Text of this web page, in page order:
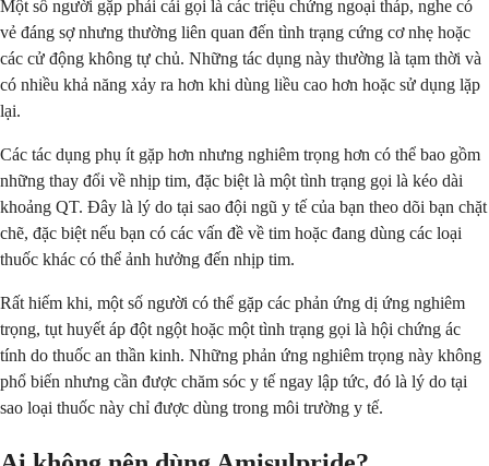
Một số người gặp phải cái gọi là các triệu chứng ngoại tháp, nghe có
vẻ đáng sợ nhưng thường liên quan đến tình trạng cứng cơ nhẹ hoặc
các cử động không tự chủ. Những tác dụng này thường là tạm thời và
có nhiều khả năng xảy ra hơn khi dùng liều cao hơn hoặc sử dụng lặp
lại.
Các tác dụng phụ ít gặp hơn nhưng nghiêm trọng hơn có thể bao gồm
những thay đổi về nhịp tim, đặc biệt là một tình trạng gọi là kéo dài
khoảng QT. Đây là lý do tại sao đội ngũ y tế của bạn theo dõi bạn chặt
chẽ, đặc biệt nếu bạn có các vấn đề về tim hoặc đang dùng các loại
thuốc khác có thể ảnh hưởng đến nhịp tim.
Rất hiếm khi, một số người có thể gặp các phản ứng dị ứng nghiêm
trọng, tụt huyết áp đột ngột hoặc một tình trạng gọi là hội chứng ác
tính do thuốc an thần kinh. Những phản ứng nghiêm trọng này không
phổ biến nhưng cần được chăm sóc y tế ngay lập tức, đó là lý do tại
sao loại thuốc này chỉ được dùng trong môi trường y tế.